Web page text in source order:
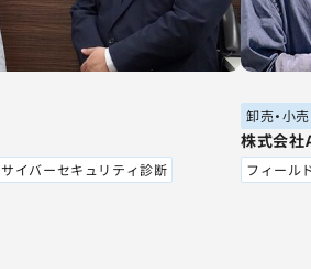
サイバーセキュリティ診断
卸売・小売
株式会
フィール